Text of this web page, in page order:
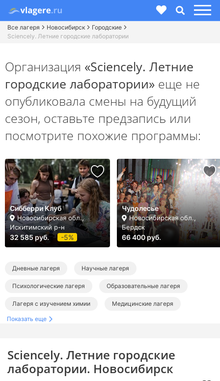
Все лагеря Новосибирск
Городские
Sciencely. Летние городские лаборатории
Sciencely. Летние городские
лаборатории. Новосибирск
Организация «Sciencely. Летние
городские лаборатории» еще не
опубликовала смены на будущий
сезон, оставьте предзапись или
посмотрите похожие программы:
Сибберри Клуб
Новосибирская обл.,
Искитимский р-н
32 585 руб. -5%
Чудолесье
Новосибирская обл.,
Бердск
66 400 руб.
Дневные лагеря Научные лагеря
Психологические лагеря Образовательные лагеря
Лагеря с изучением химии Медицинские лагеря
Летние лагеря
Летние научные лагеря Летние психологические лагеря
Летние образовательные лагеря
Показать еще